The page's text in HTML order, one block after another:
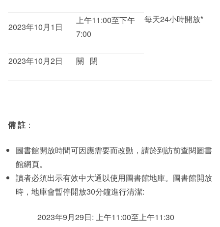
每天24小時開放*
2023年10月1日
上午11:00至下午
7:00
2023年10月2日 關 閉
備註 ：
圖書館開放時間可因應需要而改動，請於到訪前查閱圖書
館網頁。
讀者必須出示有效中大通以使用圖書館地庫。圖書館開放
時，地庫會暫停開放30分鐘進行清潔:
2023年9月29日: 上午11:00至上午11:30